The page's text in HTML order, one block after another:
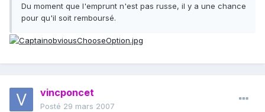
Du moment que l'emprunt n'est pas russe, il y a une chance
pour qu'il soit remboursé.
vincponcet
Posté 29 mars 2007